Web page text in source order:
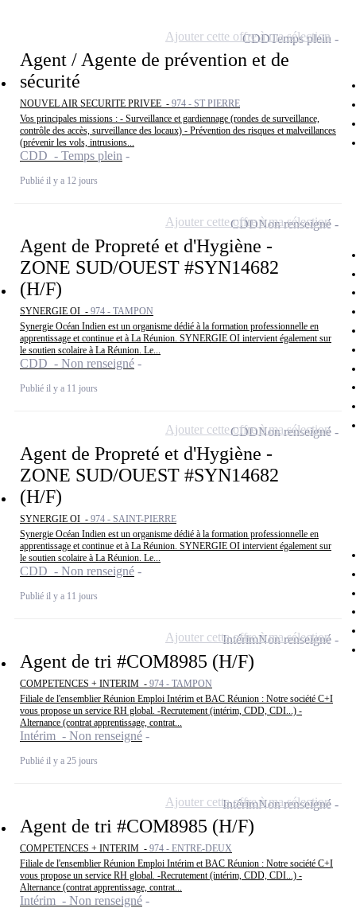
Agent / Agente de prévention et de
sécurité
NOUVEL AIR SECURITE PRIVEE - 974 - ST PIERRE
Vos principales missions : - Surveillance et gardiennage (rondes de surveillance,
contrôle des accès, surveillance des locaux) - Prévention des risques et malveillances
(prévenir les vols, intrusions...
CDD - Temps plein
Publié il y a 12 jours
CDDTemps plein
Ajouter cette offre à ma sélection
Agent de Propreté et d'Hygiène -
ZONE SUD/OUEST #SYN14682
(H/F)
SYNERGIE OI - 974 - TAMPON
Synergie Océan Indien est un organisme dédié à la formation professionnelle en
apprentissage et continue et à La Réunion. SYNERGIE OI intervient également sur
le soutien scolaire à La Réunion. Le...
CDD - Non renseigné
Publié il y a 11 jours
CDDNon renseigné
Ajouter cette offre à ma sélection
Agent de Propreté et d'Hygiène -
ZONE SUD/OUEST #SYN14682
(H/F)
SYNERGIE OI - 974 - SAINT-PIERRE
Synergie Océan Indien est un organisme dédié à la formation professionnelle en
apprentissage et continue et à La Réunion. SYNERGIE OI intervient également sur
le soutien scolaire à La Réunion. Le...
CDD - Non renseigné
Publié il y a 11 jours
CDDNon renseigné
Ajouter cette offre à ma sélection
Agent de tri #COM8985 (H/F)
COMPETENCES + INTERIM - 974 - TAMPON
Filiale de l'ensemblier Réunion Emploi Intérim et BAC Réunion : Notre société C+I
vous propose un service RH global. -Recrutement (intérim, CDD, CDI...) -
Alternance (contrat apprentissage, contrat...
Intérim - Non renseigné
Publié il y a 25 jours
IntérimNon renseigné
Ajouter cette offre à ma sélection
Agent de tri #COM8985 (H/F)
COMPETENCES + INTERIM - 974 - ENTRE-DEUX
Filiale de l'ensemblier Réunion Emploi Intérim et BAC Réunion : Notre société C+I
vous propose un service RH global. -Recrutement (intérim, CDD, CDI...) -
Alternance (contrat apprentissage, contrat...
Intérim - Non renseigné
IntérimNon renseigné
Ajouter cette offre à ma sélection